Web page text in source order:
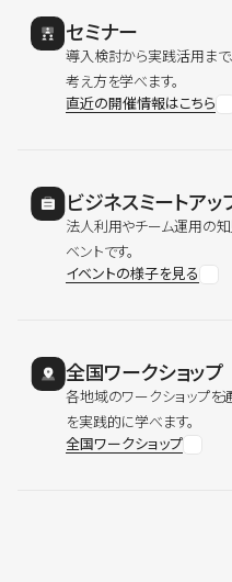
セミナー
導入検討から実践活用ま
考え方を学べます。
直近の開催情報はこちら
ビジネスミートアッ
法人利用やチーム運用の
ベントです。
イベントの様子を見る
全国ワークショップ
各地域のワークショップを
を実践的に学べます。
全国ワークショップ